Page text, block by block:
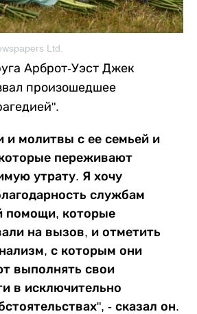
Ltd.
Арброт-Уэст Джек
произошедшее
и молитвы с ее семьей и
переживают
утрату. Я хочу
службам
помощи, которые
на вызов, и отметить
с которым они
выполнять свои
в исключительно
- сказал он.